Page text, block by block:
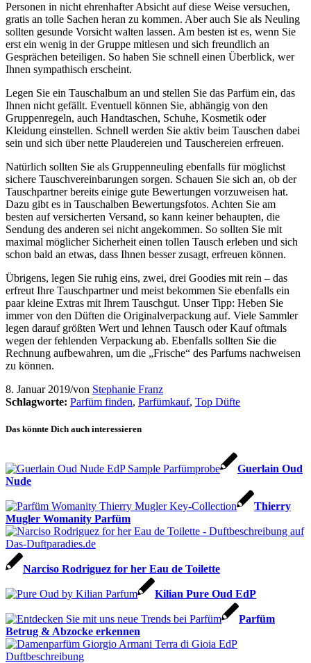
Personen in nicht ehrenhafter Absicht auf diese Weise versuchen,
gratis an tolle Sachen heran zu kommen. Aber auch Sie als Neuling
sollten gesunde Vorsicht walten lassen. Am besten ist es, wenn Sie
erst ein wenig in der Gruppe mitlesen und sich freundlich an
Gesprächen beteiligen. So haben Sie schnell einen Überblick, wer
Ihnen sympathisch erscheint.
Legen Sie ein Tauschalbum an und stellen Sie das Parfüm ein, das
Ihnen nicht gefällt. Eventuell können Sie, abhängig von den
Gruppenregeln, auch Handtaschen, Schuhe, Kosmetik oder
Kleidung einstellen. Schnell werden Sie aktiv beim Tauschen dabei
sein und sich über nette Plaudereien und Tauschereien erfreuen.
Natürlich sollten Sie als Gruppenneuling ebenfalls für möglichst
sichere Tauschvereinbarungen sorgen. Schauen Sie sich an, ob der
Tauschpartner bereits einige gute Bewertungen vorzuweisen hat.
Dazu gibt es in Tauschalben Bewertungsfotos. Achten Sie am
besten auf versicherten Versand, so kann keiner behaupten, die
Sendung des anderen sei nicht angekommen. So sollten Sie mit
maximal möglicher Sicherheit einen tollen Tausch erleben und sich
schon bald an etwas, dass Ihnen besser zusagt, erfreuen können.
Übrigens, legen Sie ruhig eins, zwei, drei Goodies mit rein – das
erfreut Ihre Tauschpartner und meist bekommen Sie ebenfalls ein
paar kleine Extras mit Ihrem Tauschgut. Unser Tipp: Heben Sie
immer von den Düften die Originalverpackung auf. Viele Sammler
legen darauf größten Wert und lehnen Tausch oder Kauf oftmals
wegen der fehlenden Verpackung ab. Ebenfalls sollten Sie die
Rechnung aufbewahren, um die „Frische“ des Parfums nachweisen
zu können.
8. Januar 2019/von Stephanie Franz
Schlagworte: Parfüm finden, Parfümkauf, Top Düfte
Das könnte Dich auch interessieren
Guerlain Oud
Nude
Thierry
Mugler Womanity Parfüm
Narciso Rodriguez for her Eau de Toilette
Kilian Pure Oud EdP
Parfüm
Betrug & Abzocke erkennen